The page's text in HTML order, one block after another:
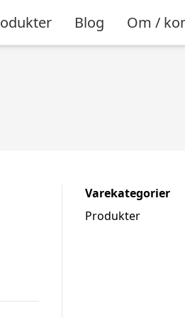
Blog Om /
Varekategorier
Produkter